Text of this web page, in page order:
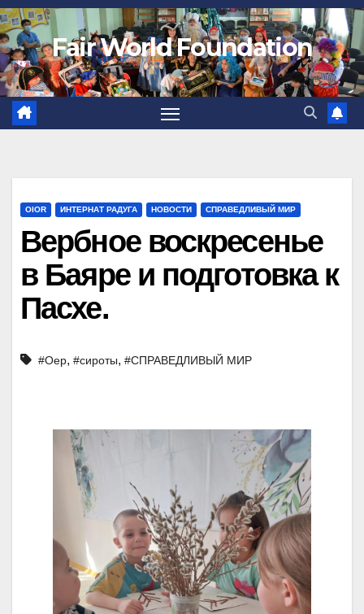
Fair World Foundation
OIOR ИНТЕРНАТ РАДУГА НОВОСТИ СПРАВЕДЛИВЫЙ МИР
Вербное воскресенье
в Баяре и подготовка к
Пасхе.
#Оер, #сироты, #СПРАВЕДЛИВЫЙ МИР